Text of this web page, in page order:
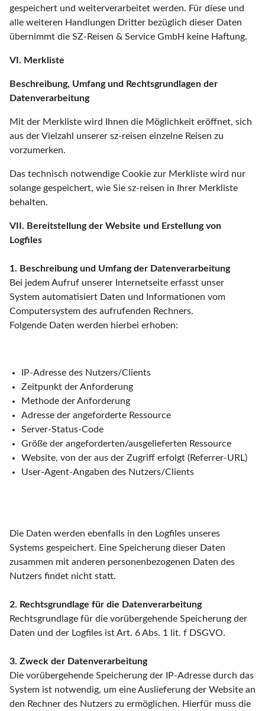
gespeichert und weiterverarbeitet werden. Für diese und
alle weiteren Handlungen Dritter bezüglich dieser Daten
übernimmt die SZ-Reisen & Service GmbH keine Haftung.
VI. Merkliste
Beschreibung, Umfang und Rechtsgrundlagen der
Datenverarbeitung
Mit der Merkliste wird Ihnen die Möglichkeit eröffnet, sich
aus der Vielzahl unserer sz-reisen einzelne Reisen zu
vorzumerken.
Das technisch notwendige Cookie zur Merkliste wird nur
solange gespeichert, wie Sie sz-reisen in Ihrer Merkliste
behalten.
VII. Bereitstellung der Website und Erstellung von
Logfiles
1. Beschreibung und Umfang der Datenverarbeitung
Bei jedem Aufruf unserer Internetseite erfasst unser
System automatisiert Daten und Informationen vom
Computersystem des aufrufenden Rechners.
Folgende Daten werden hierbei erhoben:
IP-Adresse des Nutzers/Clients
Zeitpunkt der Anforderung
Methode der Anforderung
Adresse der angeforderte Ressource
Server-Status-Code
Größe der angeforderten/ausgelieferten Ressource
Website, von der aus der Zugriff erfolgt (Referrer-URL)
User-Agent-Angaben des Nutzers/Clients
Die Daten werden ebenfalls in den Logfiles unseres
Systems gespeichert. Eine Speicherung dieser Daten
zusammen mit anderen personenbezogenen Daten des
Nutzers findet nicht statt.
2. Rechtsgrundlage für die Datenverarbeitung
Rechtsgrundlage für die vorübergehende Speicherung der
Daten und der Logfiles ist Art. 6 Abs. 1 lit. f DSGVO.
3. Zweck der Datenverarbeitung
Die vorübergehende Speicherung der IP-Adresse durch das
System ist notwendig, um eine Auslieferung der Website an
den Rechner des Nutzers zu ermöglichen. Hierfür muss die